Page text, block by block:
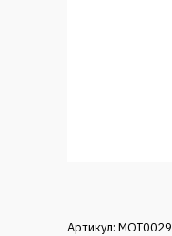
Артикул: MOT0029